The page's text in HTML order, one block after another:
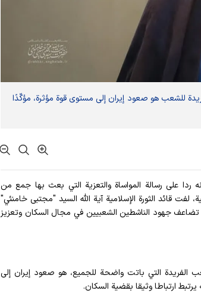
للشعب هو صعود إيران إلى مستوى قوة مؤثرة، مؤكّدًا
ردا على رسالة المواساة والتعزية التي بعث بها جمع من
لفت قائد الثورة الإسلامية آية الله السيد "مجتبى خامنئي"
تضاعف جهود الناشطين الشعبيین في مجال السكان وتعزيز
الفريدة التي باتت واضحة للجميع، هو صعود إيران إلی
ارتباطا وثیقا بقضیة السكان.